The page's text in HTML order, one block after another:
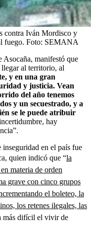
contra Iván Mordisco y
fuego. Foto: SEMANA
Asocaña, manifestó que
llegar al territorio, al
y en una gran
y justicia. Vean
del año tenemos
y un secuestrado, y a
se le puede atribuir
hay
en el país fue
quien indicó que “la
materia de orden
grave con cinco grupos
el boleteo, la
los retenes ilegales, las
más difícil el vivir de